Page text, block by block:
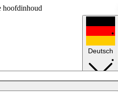
hoofdinhoud
Deutsch